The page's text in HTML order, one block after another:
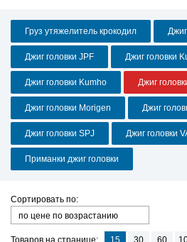
Груз утяжелитель крокодил
Джиг головки JPF Джиг головки
Джиг головки Kumho Джиг
Джиг головки Morigen Джиг
Джиг головки SPJ Джиг головки
Приманки джиг головки
Сортировать по:
по цене по возрастанию
Товаров на странице: 15 30 60